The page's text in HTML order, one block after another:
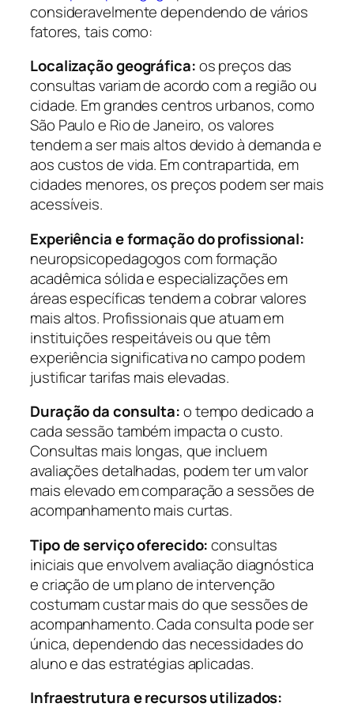
consideravelmente dependendo de vários
fatores, tais como:
Localização geográfica:os preços das
consultas variam de acordo com a região ou
cidade. Em grandes centros urbanos, como
São Paulo e Rio de Janeiro, os valores
tendem a ser mais altos devido à demanda e
aos custos de vida. Em contrapartida, em
cidades menores, os preços podem ser mais
acessíveis.
Experiência e formação do profissional:
neuropsicopedagogos com formação
acadêmica sólida e especializações em
áreas específicas tendem a cobrar valores
mais altos. Profissionais que atuam em
instituições respeitáveis ou que têm
experiência significativa no campo podem
justificar tarifas mais elevadas.
Duração da consulta:o tempo dedicado a
cada sessão também impacta o custo.
Consultas mais longas, que incluem
avaliações detalhadas, podem ter um valor
mais elevado em comparação a sessões de
acompanhamento mais curtas.
Tipo de serviço oferecido:consultas
iniciais que envolvem avaliação diagnóstica
e criação de um plano de intervenção
costumam custar mais do que sessões de
acompanhamento. Cada consulta pode ser
única, dependendo das necessidades do
aluno e das estratégias aplicadas.
Infraestrutura e recursos utilizados: